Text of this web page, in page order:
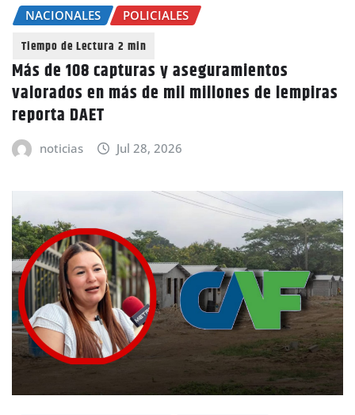
NACIONALES POLICIALES
Más de 108 capturas y aseguramientos
valorados en más de mil millones de lempiras
reporta DAET
noticias Jul 28, 2026